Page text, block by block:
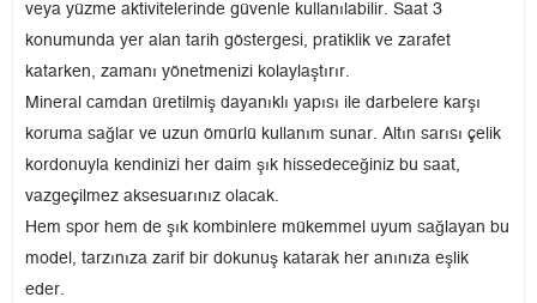
veya yüzme aktivitelerinde güvenle kullanılabilir. Saat 3
konumunda yer alan tarih göstergesi, pratiklik ve zarafet
katarken, zamanı yönetmenizi kolaylaştırır.
Mineral camdan üretilmiş dayanıklı yapısı ile darbelere karşı
koruma sağlar ve uzun ömürlü kullanım sunar. Altın sarısı çelik
kordonuyla kendinizi her daim şık hissedeceğiniz bu saat,
vazgeçilmez aksesuarınız olacak.
Hem spor hem de şık kombinlere mükemmel uyum sağlayan bu
model, tarzınıza zarif bir dokunuş katarak her anınıza eşlik
eder.